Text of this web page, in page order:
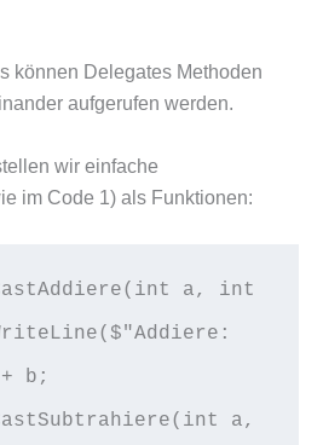
können Delegates Methoden
aufgerufen werden.
wir einfache
im Code 1) als Funktionen:
a, int
a,